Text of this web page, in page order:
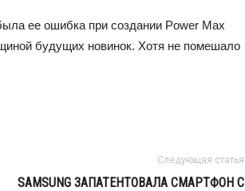
ее ошибка при создании Power Max
будущих новинок. Хотя не помешало
Следующая статья
SAMSUNG ЗАПАТЕНТОВАЛА СМАРТФОН С